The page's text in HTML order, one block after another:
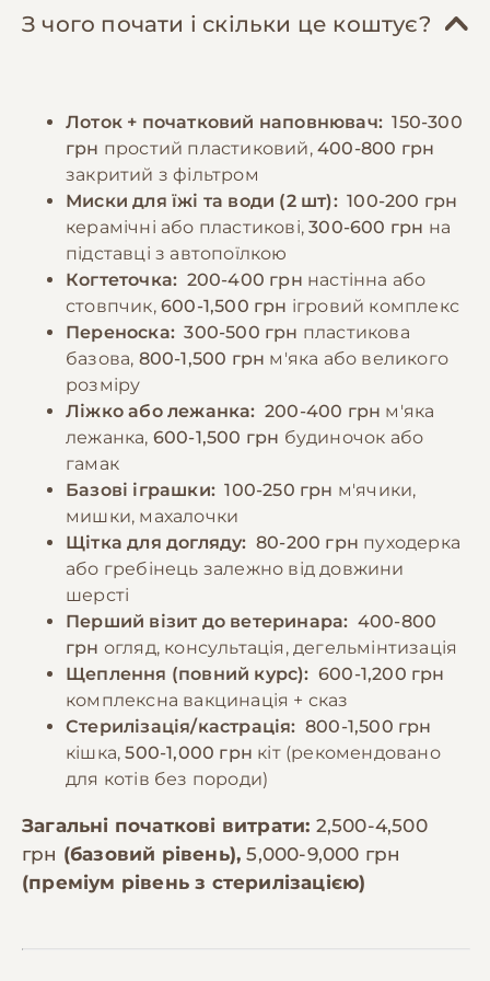
Особливу увагу слід приділяти
активність необхідні для підтримки здоров'я
та запобігання поведінковим проблемам.
🎁 −10% на зоотовари
За промокодом E-PET
раціону, субпродукти, варені яєчні жовтки
та невелику кількість овочів. Важливо
годувати 2-3 рази на день, дотримуючись
регулярного режиму. Потрібно уникати
годування зі столу та продуктів, які можуть
бути шкідливими для котів. При зміні типу
корму необхідно робити це поступово
протягом 7-10 днів. Важливо спостерігати за
реакцією кота на їжу та коригувати раціон
за необхідності.
🎁 −10% на зоотовари
За промокодом E-PET
З чого почати і скільки це коштує?
Лоток + початковий наповнювач: 150-300
грн простий пластиковий,400-800 грн
закритий з фільтром
Миски для їжі та води (2 шт): 100-200 грн
керамічні або пластикові,300-600 грн на
підставці з автопоїлкою
Когтеточка: 200-400 грн настінна або
стовпчик, 600-1,500 грн ігровий комплекс
Переноска: 300-500 грн пластикова
базова, 800-1,500 грн м'яка або великого
розміру
Ліжко або лежанка: 200-400 грн м'яка
лежанка, 600-1,500 грн будиночок або
гамак
Базові іграшки: 100-250 грн м'ячики,
мишки, махалочки
Щітка для догляду: 80-200 грн пуходерка
або гребінець залежно від довжини
шерсті
Перший візит до ветеринара: 400-800
грн огляд, консультація, дегельмінтизація
Щеплення (повний курс): 600-1,200 грн
комплексна вакцинація + сказ
Стерилізація/кастрація: 800-1,500 грн
кішка,500-1,000 грн кіт (рекомендовано
для котів без породи)
Загальні початкові витрати: 2,500-4,500
грн (базовий рівень),5,000-9,000 грн
(преміум рівень з стерилізацією)